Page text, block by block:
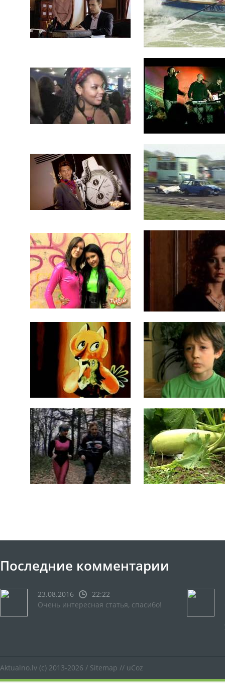
Последние комментарии
23.08.2016
22:22
Очень интересная статья, спасибо!
Aktualno.lv (c) 2013-2026 / Sitemap // uCoz